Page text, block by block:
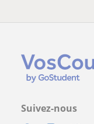
Suivez-nous